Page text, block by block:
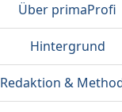
Über primaProfi
Hintergrund
Redaktion &